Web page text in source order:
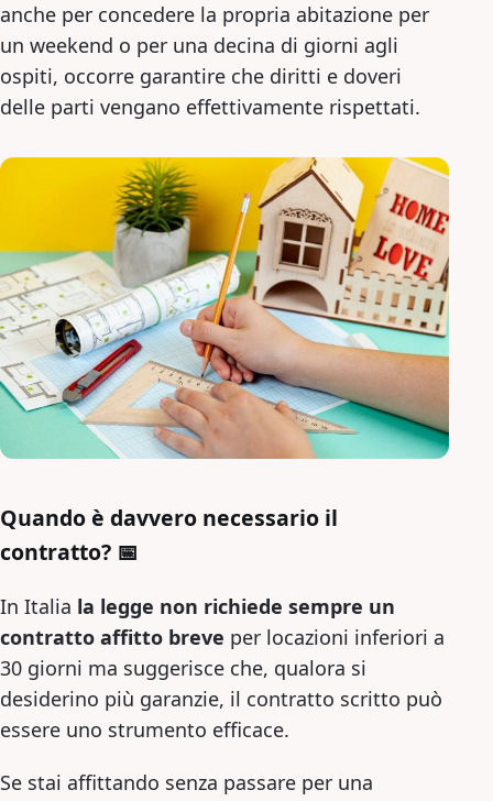
anche per concedere la propria abitazione per
un weekend o per una decina di giorni agli
ospiti, occorre garantire che diritti e doveri
delle parti vengano effettivamente rispettati.
Quando è davvero necessario il
contratto? 📅
In Italia la legge non richiede sempre un
contratto affitto breve per locazioni inferiori a
30 giorni ma suggerisce che, qualora si
desiderino più garanzie, il contratto scritto può
essere uno strumento efficace.
Se stai affittando senza passare per una